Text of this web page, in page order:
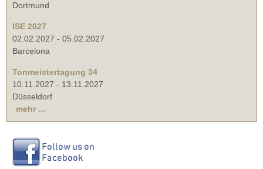
Dortmund
ISE 2027
02.02.2027 - 05.02.2027
Barcelona
Tonmeistertagung 34
10.11.2027 - 13.11.2027
Düsseldorf
mehr ...